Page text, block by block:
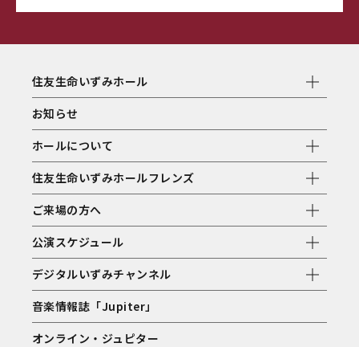
住友生命いずみホール
お知らせ
ホールについて
住友生命いずみホールフレンズ
ご来場の方へ
公演スケジュール
デジタルいずみチャンネル
音楽情報誌「Jupiter」
オンライン・ジュピター